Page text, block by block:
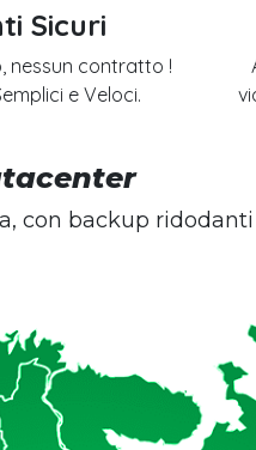
Sicuri
nessun contratto !
e Veloci.
con backup